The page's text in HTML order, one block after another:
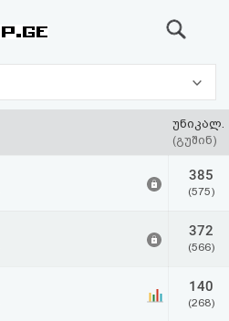
უნიკალ.
(გუშინ)
385
(575)
372
(566)
140
(268)